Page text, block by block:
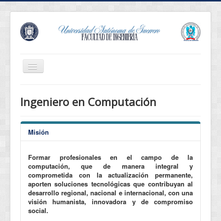
Cambiar
navegación
Eventos
Conócenos
Oferta Educativa
Estudiantes
Egresados
Normatividad
Servicios
Ingeniero en Computación
Misión
Formar profesionales en el campo de la
computación, que de manera integral y
comprometida con la actualización permanente,
aporten soluciones tecnológicas que contribuyan al
desarrollo regional, nacional e internacional, con una
visión humanista, innovadora y de compromiso
social.